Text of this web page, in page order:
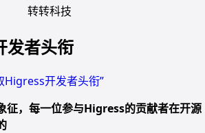
转转科技
者头衔
开发者头衔”
征，每一位参与Higress的贡献者在开源